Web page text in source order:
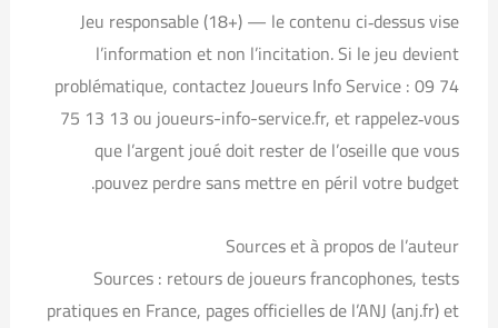
Jeu responsable (18+) — le contenu ci‑dessus vise
l’information et non l’incitation. Si le jeu devient
problématique, contactez Joueurs Info Service : 09 74
75 13 13 ou joueurs-info-service.fr, et rappelez‑vous
que l’argent joué doit rester de l’oseille que vous
pouvez perdre sans mettre en péril votre budget.
Sources et à propos de l’auteur
Sources : retours de joueurs francophones, tests
pratiques en France, pages officielles de l’ANJ (anj.fr) et